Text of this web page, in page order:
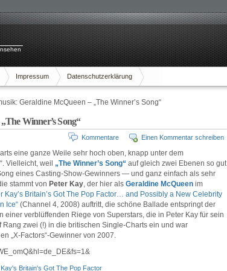
Impressum Datenschutzerklärung
Geraldine McQueen – „The Winner’s Song“
Winner’s Song“
Einen Kommentar schreiben
Kommentare
eine ganze Weile sehr hoch oben, knapp unter dem
Vielleicht, weil „The Winner’s Song“ auf gleich zwei Ebenen so gut
eines Casting-Show-Gewinners — und ganz einfach als sehr
stammt von Peter Kay, der hier als Geraldine McQueen im
Kay’s Britain’s Got The Pop Factor… and Possibly a New Celebrity
Ice“ (Channel 4, 2008) auftritt, die schöne Ballade entspringt der
einer verblüffenden Riege von Superstars, die in Peter Kay für sein
zwei (!) in die britischen Single-Charts ein und war
„X-Factors“-Gewinner von 2007.
Britain's Got The Pop Factor